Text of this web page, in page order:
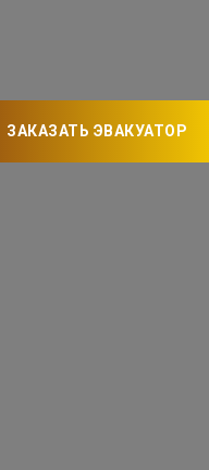
ЗАКАЗАТЬ ЭВАКУАТОР